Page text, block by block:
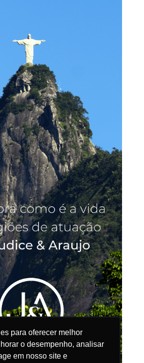
para oferecer melhor
o desempenho, analisar
em nosso site e
para oferecer melhor
o desempenho, analisar
em nosso site e